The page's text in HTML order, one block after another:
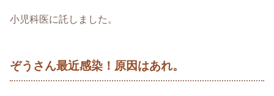
小児科医に託しました。
ぞうさん最近感染！原因はあれ。